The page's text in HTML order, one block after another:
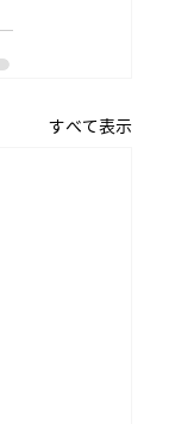
すべて表示